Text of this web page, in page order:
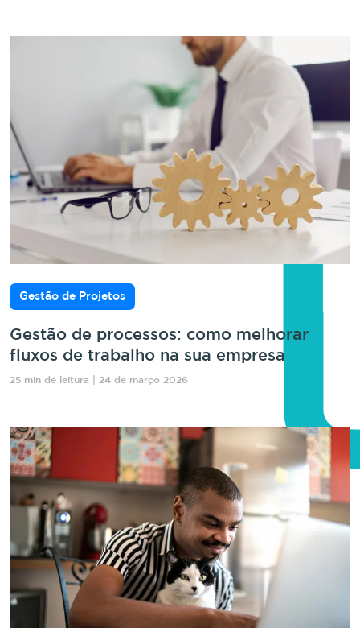
Gestão de Projetos
Gestão de processos: como melhorar
fluxos de trabalho na sua empresa
25 min de leitura | 24 de março 2026